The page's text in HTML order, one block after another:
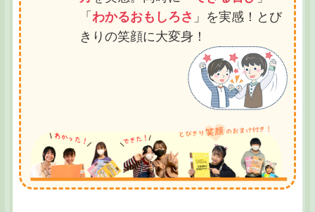
「 わかるおもしろさ 」を実感！とび
きりの笑顔に大変身！